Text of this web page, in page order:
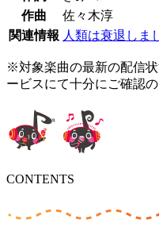
作曲
佐々木淳
関連情報 人類は衰退しま
※対象楽曲の最新の配信
ービスにて十分にご確認
CONTENTS